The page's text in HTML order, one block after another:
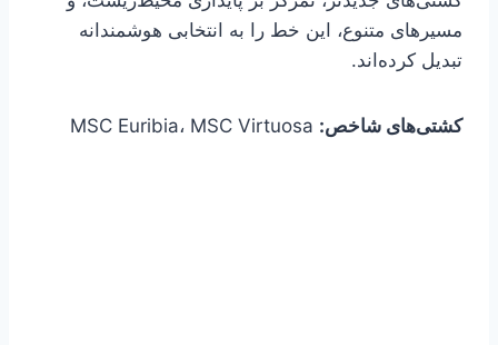
مسیرهای متنوع، این خط را به انتخابی هوشمندانه
تبدیل کرده‌اند.
کشتی‌های شاخص: